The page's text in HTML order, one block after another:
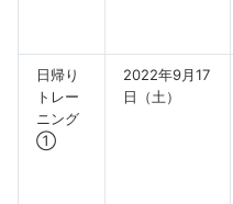
日帰り
トレー
ニング
①
2022年9月17
日（土）